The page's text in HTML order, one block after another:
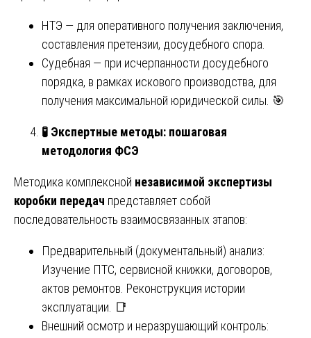
НТЭ — для оперативного получения заключения,
составления претензии, досудебного спора.
Судебная — при исчерпанности досудебного
порядка, в рамках искового производства, для
получения максимальной юридической силы. 🎯
🧪 Экспертные методы: пошаговая
методология ФСЭ
Методика комплексной независимой экспертизы
коробки передач представляет собой
последовательность взаимосвязанных этапов:
Предварительный (документальный) анализ:
Изучение ПТС, сервисной книжки, договоров,
актов ремонтов. Реконструкция истории
эксплуатации. 📑
Внешний осмотр и неразрушающий контроль: